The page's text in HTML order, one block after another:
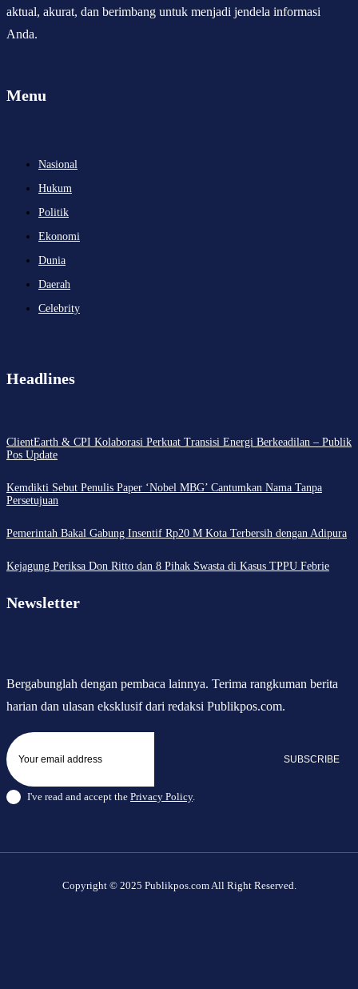
aktual, akurat, dan berimbang untuk menjadi jendela informasi
Anda.
Menu
Nasional
Hukum
Politik
Ekonomi
Dunia
Daerah
Celebrity
Headlines
ClientEarth & CPI Kolaborasi Perkuat Transisi Energi Berkeadilan – Publik
Pos Update
Kemdikti Sebut Penulis Paper ‘Nobel MBG’ Cantumkan Nama Tanpa
Persetujuan
Pemerintah Bakal Gabung Insentif Rp20 M Kota Terbersih dengan Adipura
Kejagung Periksa Don Ritto dan 8 Pihak Swasta di Kasus TPPU Febrie
Newsletter
Bergabunglah dengan pembaca lainnya. Terima rangkuman berita
harian dan ulasan eksklusif dari redaksi Publikpos.com.
SUBSCRIBE
I've read and accept the Privacy Policy.
Copyright © 2025 Publikpos.com All Right Reserved.